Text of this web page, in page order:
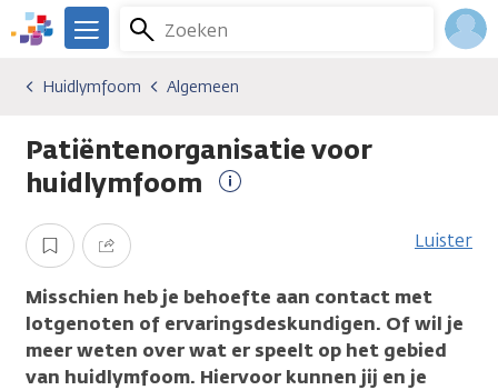
Overslaan
en
gaan
We
er
je.
Kanker.nl
Zoeken
Menu
Kankersoorten
Huidlymfoom
Algemeen
Huidlymfoom Algemeen
Patiëntenorganisatie voor
huidlymfoom
Opslaan Delen Luister
Misschien heb je behoefte aan contact met
lotgenoten of ervaringsdeskundigen. Of wil je
meer weten over wat er speelt op het gebied
van huidlymfoom. Hiervoor kunnen jij en je